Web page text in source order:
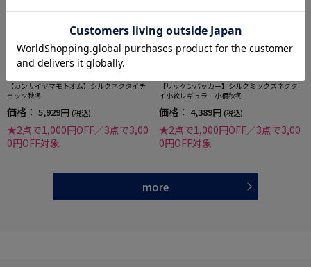
【カンサイヤマモトオム】シルクネクタイチ
ェック秋冬
価格： 5,929円 (税込)
★2点で1,000円OFF／3点で3,00
0円OFF対象
【リッケンバッカー】シルクミックスネクタ
イ小紋レギュラー小柄秋冬
価格： 4,389円 (税込)
★2点で1,000円OFF／3点で3,00
0円OFF対象
more